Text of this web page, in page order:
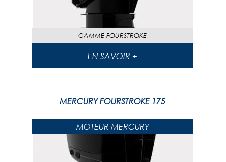
GAMME FOURSTROKE
EN SAVOIR +
MERCURY FOURSTROKE 175
MOTEUR MERCURY